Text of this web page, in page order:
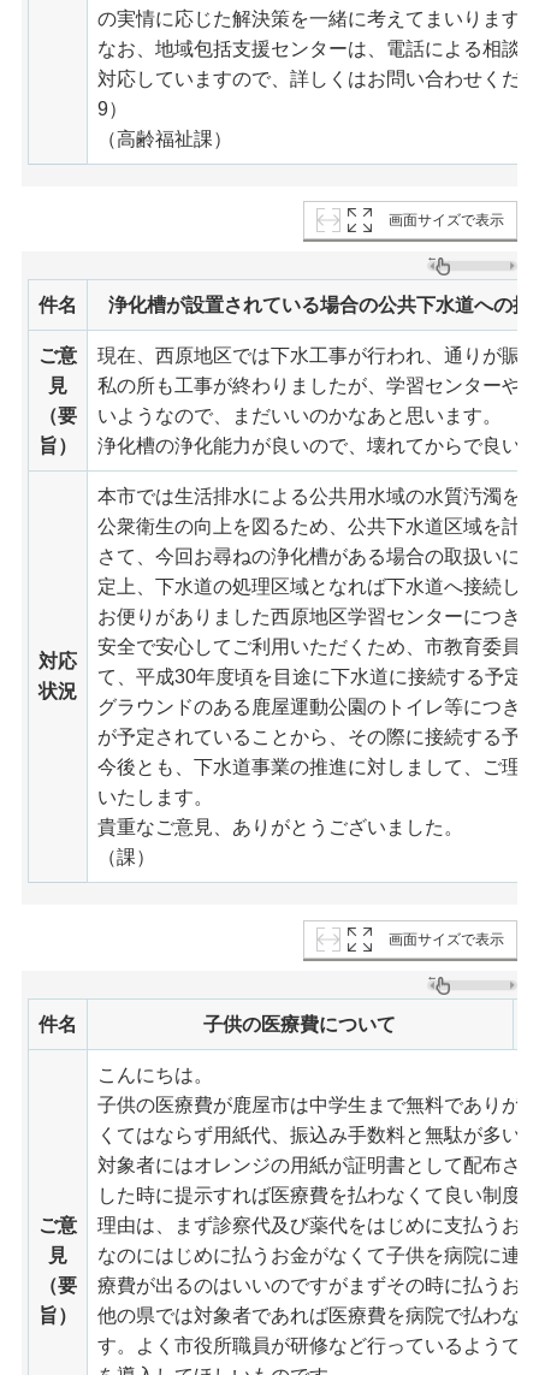
の実情に応じた解決策を一緒に考えてまいります。
なお、地域包括支援センターは、電話による相談
対応していますので、詳しくはお問い合わせくだ
9）
（高齢福祉課）
画面サイズで表示
件名 浄化槽が設置されている場合の公共下水道への接
ご意
見
（要
旨）
現在、西原地区では下水工事が行われ、通りが賑
私の所も工事が終わりましたが、学習センターや
いようなので、まだいいのかなあと思います。
浄化槽の浄化能力が良いので、壊れてからで良い
対応
状況
本市では生活排水による公共用水域の水質汚濁を
公衆衛生の向上を図るため、公共下水道区域を計
さて、今回お尋ねの浄化槽がある場合の取扱いに
定上、下水道の処理区域となれば下水道へ接続し
お便りがありました西原地区学習センターにつき
安全で安心してご利用いただくため、市教育委員
て、平成30年度頃を目途に下水道に接続する予定
グラウンドのある鹿屋運動公園のトイレ等につき
が予定されていることから、その際に接続する予
今後とも、下水道事業の推進に対しまして、ご理
いたします。
貴重なご意見、ありがとうございました。
（課）
画面サイズで表示
件名 子供の医療費について
ご意
見
（要
旨）
こんにちは。
子供の医療費が鹿屋市は中学生まで無料でありが
くてはならず用紙代、振込み手数料と無駄が多い
対象者にはオレンジの用紙が証明書として配布さ
した時に提示すれば医療費を払わなくて良い制度
理由は、まず診察代及び薬代をはじめに支払うお
なのにはじめに払うお金がなくて子供を病院に連
療費が出るのはいいのですがまずその時に払うお
他の県では対象者であれば医療費を病院で払わな
す。よく市役所職員が研修など行っているようで